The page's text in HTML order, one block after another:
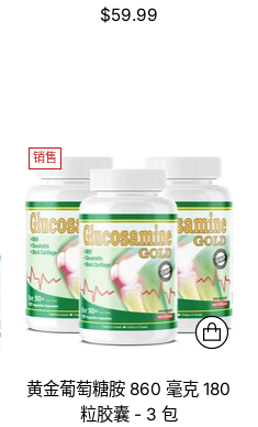
$59.99
销售
黄金葡萄糖胺 860 毫克 180
粒胶囊 - 3 包